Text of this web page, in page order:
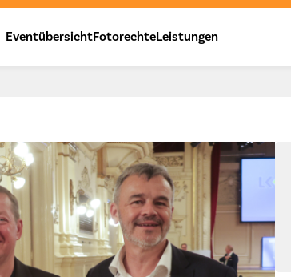
EventübersichtFotorechteLeistungen